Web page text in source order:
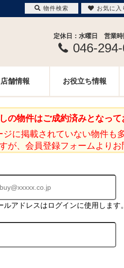
定休日：水曜日 営業
046-
店舗情報 お役立ち情報
の物件はご成約済みとなって
に掲載されていない物件も
が、会員登録フォームよりお
アドレスはログインに使用します。
物件検索 お気に入